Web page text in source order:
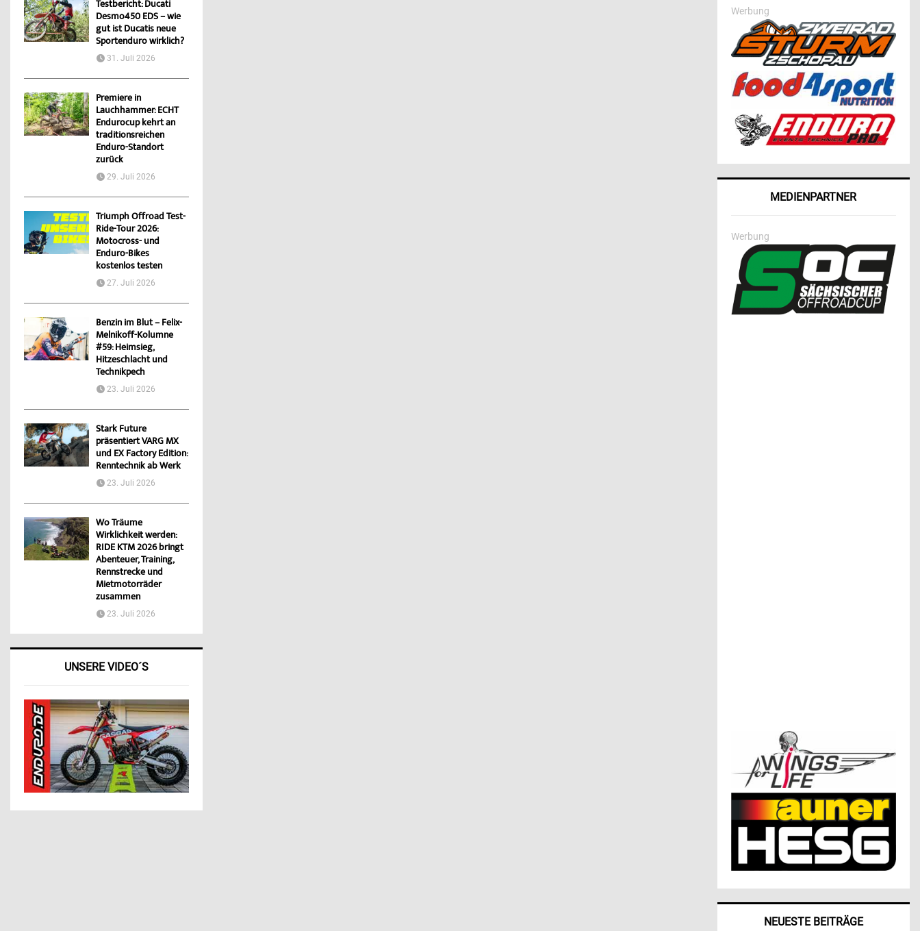
Testbericht: Ducati
Desmo450 EDS – wie
gut ist Ducatis neue
Sportenduro wirklich?
31. Juli 2026
Premiere in
Lauchhammer: ECHT
Endurocup kehrt an
traditionsreichen
Enduro-Standort
zurück
29. Juli 2026
Triumph Offroad Test-
Ride-Tour 2026:
Motocross- und
Enduro-Bikes
kostenlos testen
27. Juli 2026
Benzin im Blut – Felix-
Melnikoff-Kolumne
#59: Heimsieg,
Hitzeschlacht und
Technikpech
23. Juli 2026
Stark Future
präsentiert VARG MX
und EX Factory Edition:
Renntechnik ab Werk
23. Juli 2026
Wo Träume
Wirklichkeit werden:
RIDE KTM 2026 bringt
Abenteuer, Training,
Rennstrecke und
Mietmotorräder
zusammen
23. Juli 2026
UNSERE VIDEO´S
Werbung
MEDIENPARTNER
Werbung
NEUESTE BEITRÄGE